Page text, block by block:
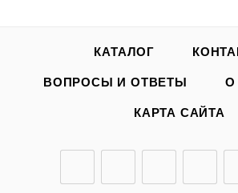
КАТАЛОГ
ВОПРОСЫ И ОТВЕТЫ О
КАРТА САЙТА